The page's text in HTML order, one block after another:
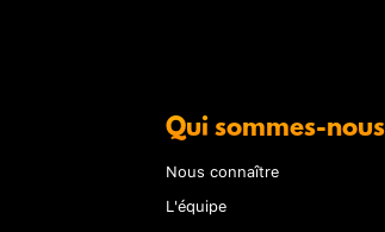
Qui sommes-
Nous connaître
L'équipe